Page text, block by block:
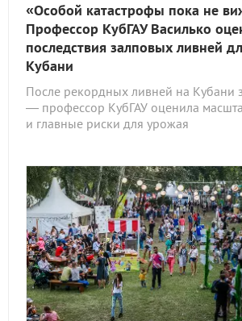
«Особой катастрофы пока не
Профессор КубГАУ Василько
последствия залповых ливней
Кубани
После рекордных ливней на Кубани
— профессор КубГАУ оценила
и главные риски для урожая